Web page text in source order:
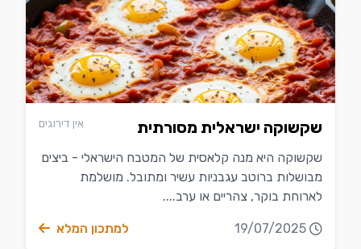
שקשוקה ישראלית מסורתית אין דירוגים
שקשוקה היא מנה קלאסית של המטבח הישראלי - ביצים
מבושלות ברוטב עגבניות עשיר ומתובל. מושלמת
לארוחת בוקר, צהריים או ערב....
19/07/2025 למתכון המלא